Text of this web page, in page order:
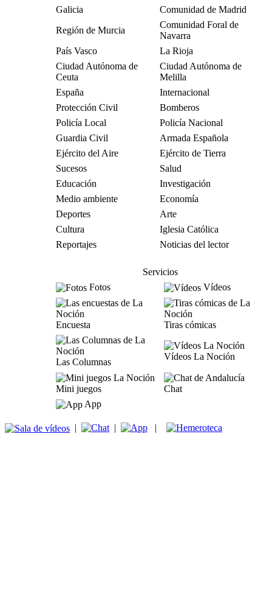
Galicia
Comunidad de Madrid
Región de Murcia
Comunidad Foral de
Navarra
País Vasco
La Rioja
Ciudad Autónoma de
Ceuta
Ciudad Autónoma de
Melilla
España
Internacional
Protección Civil
Bomberos
Policía Local
Policía Nacional
Guardia Civil
Armada Española
Ejército del Aire
Ejército de Tierra
Sucesos
Salud
Educación
Investigación
Medio ambiente
Economía
Deportes
Arte
Cultura
Iglesia Católica
Reportajes
Noticias del lector
Servicios
Fotos
Vídeos
Encuesta Tiras cómicas
Las Columnas
Vídeos La Noción
Mini juegos
Chat
App
| | |